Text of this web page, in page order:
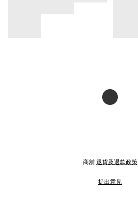
商舖 退貨及退款政策
提出意見